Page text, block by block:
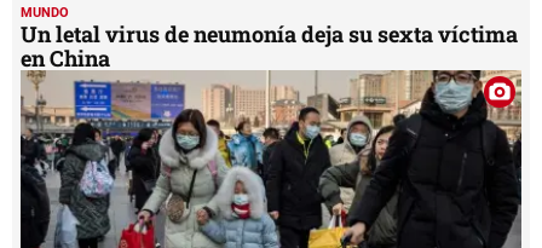
MUNDO
Un letal virus de neumonía deja su sexta víctima
en China